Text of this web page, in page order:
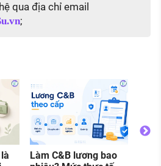
qua địa chỉ email
;
Làm C&B lương bao